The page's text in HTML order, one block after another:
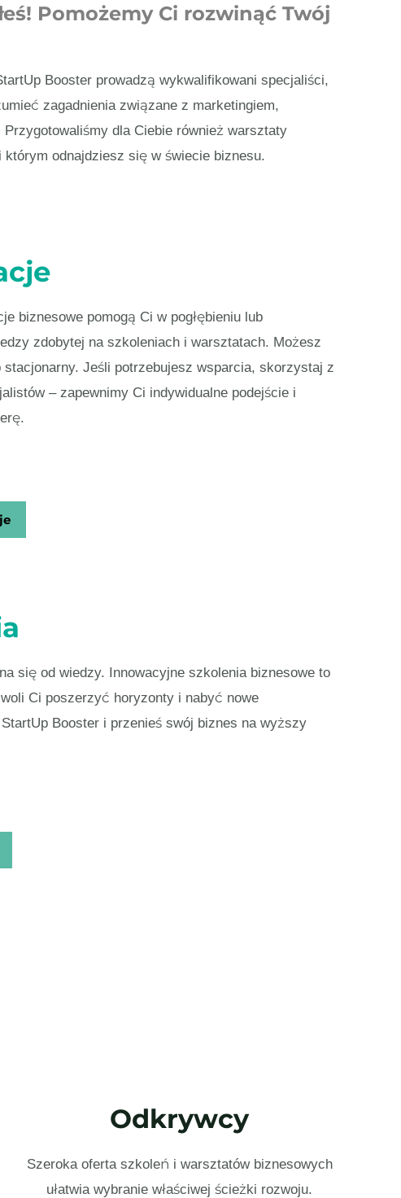
Pomożemy Ci rozwinąć Twój
Booster prowadzą wykwalifikowani specjaliści,
zagadnienia związane z marketingiem,
dla Ciebie również warsztaty
odnajdziesz się w świecie biznesu.
biznesowe pomogą Ci w pogłębieniu lub
zdobytej na szkoleniach i warsztatach. Możesz
Jeśli potrzebujesz wsparcia, skorzystaj z
– zapewnimy Ci indywidualne podejście i
się od wiedzy. Innowacyjne szkolenia biznesowe to
Ci poszerzyć horyzonty i nabyć nowe
Booster i przenieś swój biznes na wyższy
Odkrywcy
Szeroka oferta szkoleń i warsztatów biznesowych
ułatwia wybranie właściwej ścieżki rozwoju.